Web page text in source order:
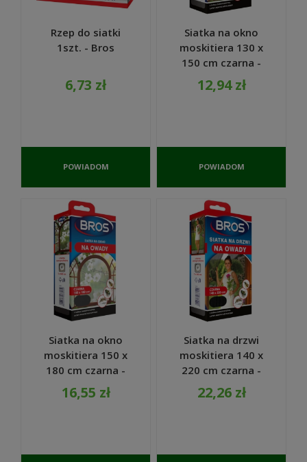
Rzep do siatki
1szt. - Bros
6,73 zł
POWIADOM
DOSTĘPNOŚCI
Siatka na okno
moskitiera 130 x
150 cm czarna -
Bros
12,94 zł
POWIADOM
DOSTĘPNOŚCI
Siatka na okno
moskitiera 150 x
180 cm czarna -
Bros
16,55 zł
Siatka na drzwi
moskitiera 140 x
220 cm czarna -
Bros
22,26 zł